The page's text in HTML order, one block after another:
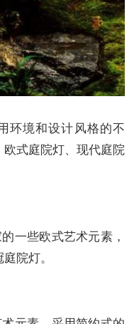
环境和设计风格的不
式庭院灯、现代庭院
一些欧式艺术元素，
院灯。